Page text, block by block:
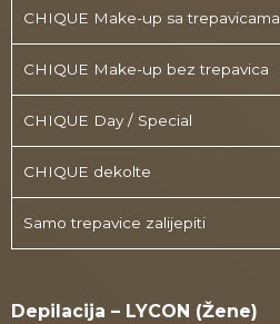
CHIQUE Make-up sa trepavicama
CHIQUE Make-up bez trepavica
CHIQUE Day / Special
CHIQUE dekolte
Samo trepavice zalijepiti
Depilacija – LYCON (Žene)